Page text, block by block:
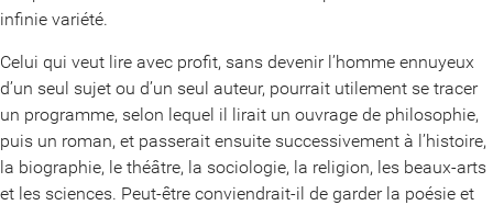
infinie variété.
Celui qui veut lire avec profit, sans devenir l’homme ennuyeux
d’un seul sujet ou d’un seul auteur, pourrait utilement se tracer
un programme, selon lequel il lirait un ouvrage de philosophie,
puis un roman, et passerait ensuite successivement à l’histoire,
la biographie, le théâtre, la sociologie, la religion, les beaux-arts
et les sciences. Peut-être conviendrait-il de garder la poésie et